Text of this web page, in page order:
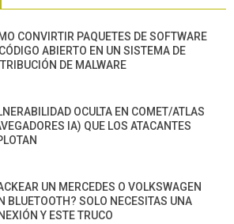
CONVIRTIR PAQUETES DE SOFTWARE
ABIERTO EN UN SISTEMA DE
DE MALWARE
OCULTA EN COMET/ATLAS
IA) QUE LOS ATACANTES
UN MERCEDES O VOLKSWAGEN
BLUETOOTH? SOLO NECESITAS UNA
Y ESTE TRUCO